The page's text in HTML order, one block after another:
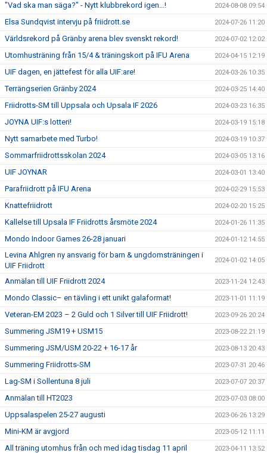
"Vad ska man säga?" - Nytt klubbrekord igen...! 2024-08-08 09:54
Elsa Sundqvist intervju på friidrott.se 2024-07-26 11:20
Världsrekord på Gränby arena blev svenskt rekord! 2024-07-02 12:02
Utomhusträning från 15/4 & träningskort på IFU Arena 2024-04-15 12:19
UIF dagen, en jättefest för alla UIF:are! 2024-03-26 10:35
Terrängserien Gränby 2024 2024-03-25 14:40
Friidrotts-SM till Uppsala och Upsala IF 2026 2024-03-23 16:35
JOYNA UIF:s lotteri! 2024-03-19 15:18
Nytt samarbete med Turbo! 2024-03-19 10:37
Sommarfriidrottsskolan 2024 2024-03-05 13:16
UIF JOYNAR 2024-03-01 13:40
Parafriidrott på IFU Arena 2024-02-29 15:53
Knattefriidrott 2024-02-20 15:25
Kallelse till Upsala IF Friidrotts årsmöte 2024 2024-01-26 11:35
Mondo Indoor Games 26-28 januari 2024-01-12 14:55
Levina Ahlgren ny ansvarig för barn & ungdomsträningen i
UIF Friidrott
2024-01-02 14:05
Anmälan till UIF Friidrott 2024 2023-11-24 12:43
Mondo Classic– en tävling i ett unikt galaformat! 2023-11-01 11:19
Veteran-EM 2023 – 2 Guld och 1 Silver till UIF Friidrott! 2023-09-26 20:24
Summering JSM19 + USM15 2023-08-22 21:19
Summering JSM/USM 20-22 + 16-17 år 2023-08-13 20:43
Summering Friidrotts-SM 2023-07-31 20:46
Lag-SM i Sollentuna 8 juli 2023-07-07 20:37
Anmälan till HT2023 2023-07-03 08:00
Uppsalaspelen 25-27 augusti 2023-06-26 13:29
Mini-KM är avgjord 2023-05-12 11:11
All träning utomhus från och med idag tisdag 11 april 2023-04-11 13:52